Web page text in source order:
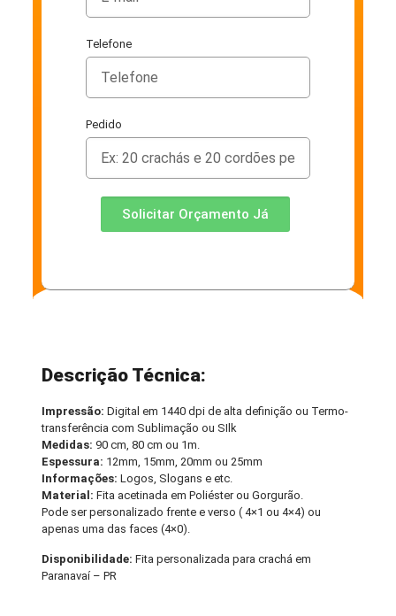
Telefone
Pedido
Solicitar Orçamento Já
Descrição Técnica:
Impressão: Digital em 1440 dpi de alta definição ou Termo-
transferência com Sublimação ou SIlk
Medidas: 90 cm, 80 cm ou 1m.
Espessura: 12mm, 15mm, 20mm ou 25mm
Informações:Logos, Slogans e etc.
Material: Fita acetinada em Poliéster ou Gorgurão.
Pode ser personalizado frente e verso ( 4×1 ou 4×4) ou
apenas uma das faces (4×0).
Disponibilidade:Fita personalizada para crachá em
Paranavaí – PR